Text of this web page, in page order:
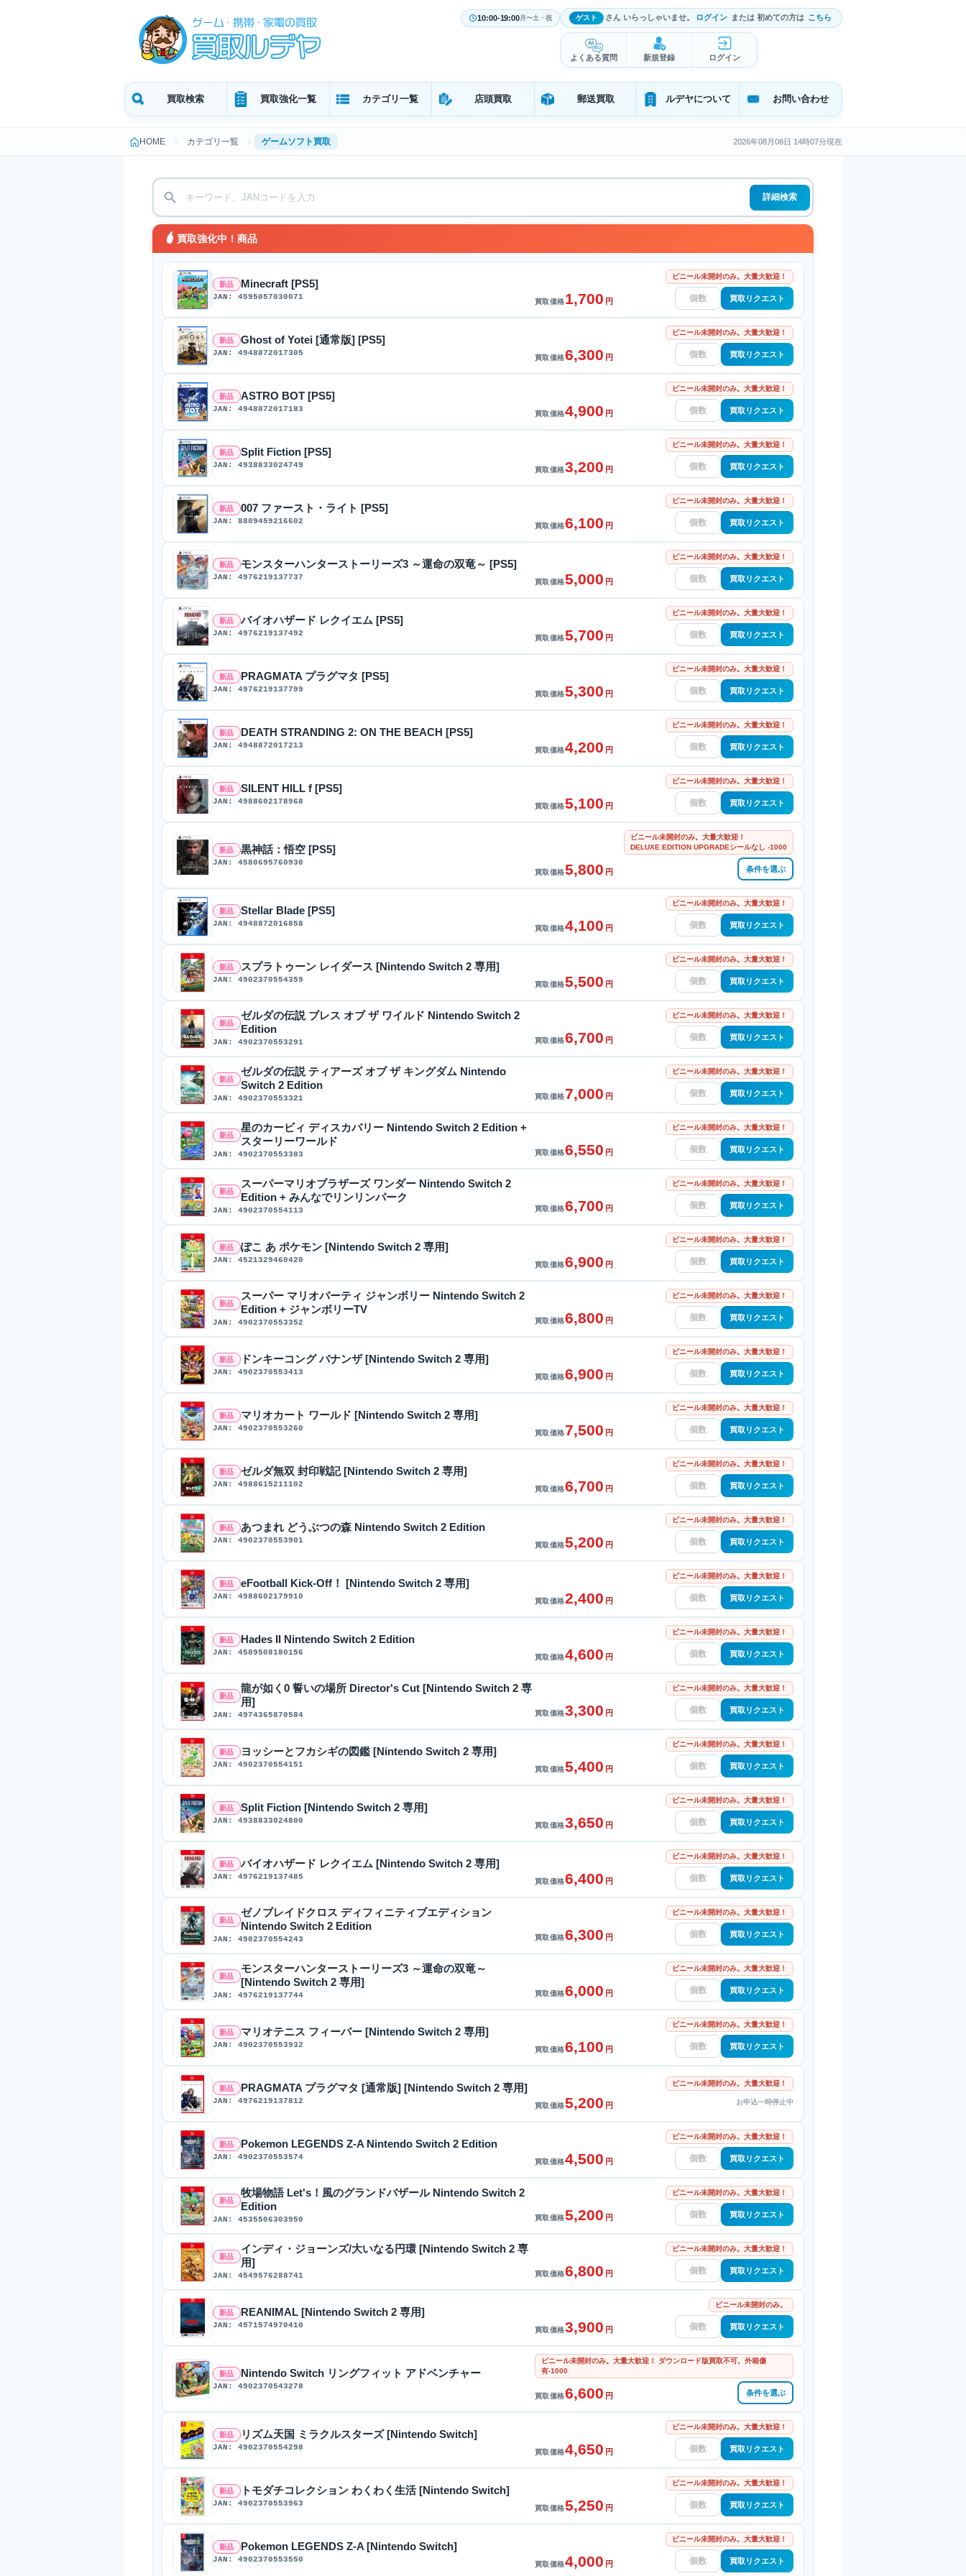
10:00-19:00月〜土・祝 ゲスト さん いらっしゃいませ。 ログイン または 初めての方は こちら
よくある質問 新規登録 ログイン
買取検索 買取強化一覧 カテゴリ一覧 店頭買取 郵送買取 ルデヤについて お問い合わせ
HOME カテゴリ一覧 ゲームソフト買取 2026年08月08日 14時07分現在
詳細検索
買取強化中！商品
新品 Minecraft [PS5]
JAN: 4595057030071
ビニール未開封のみ。大量大歓迎！
買取価格1,700 円 買取リクエスト
新品 Ghost of Yotei [通常版] [PS5]
JAN: 4948872017305
ビニール未開封のみ。大量大歓迎！
買取価格6,300 円 買取リクエスト
新品 ASTRO BOT [PS5]
JAN: 4948872017183
ビニール未開封のみ。大量大歓迎！
買取価格4,900 円 買取リクエスト
新品 Split Fiction [PS5]
JAN: 4938833024749
ビニール未開封のみ。大量大歓迎！
買取価格3,200 円 買取リクエスト
新品 007 ファースト・ライト [PS5]
JAN: 8809459216602
ビニール未開封のみ。大量大歓迎！
買取価格6,100 円 買取リクエスト
新品 モンスターハンターストーリーズ3 ～運命の双竜～ [PS5]
JAN: 4976219137737
ビニール未開封のみ。大量大歓迎！
買取価格5,000 円 買取リクエスト
新品 バイオハザード レクイエム [PS5]
JAN: 4976219137492
ビニール未開封のみ。大量大歓迎！
買取価格5,700 円 買取リクエスト
新品 PRAGMATA プラグマタ [PS5]
JAN: 4976219137799
ビニール未開封のみ。大量大歓迎！
買取価格5,300 円 買取リクエスト
新品 DEATH STRANDING 2: ON THE BEACH [PS5]
JAN: 4948872017213
ビニール未開封のみ。大量大歓迎！
買取価格4,200 円 買取リクエスト
新品 SILENT HILL f [PS5]
JAN: 4988602178968
ビニール未開封のみ。大量大歓迎！
買取価格5,100 円 買取リクエスト
新品 黒神話：悟空 [PS5]
JAN: 4580695760930
ビニール未開封のみ。大量大歓迎！
DELUXE EDITION UPGRADEシールなし -1000
買取価格5,800 円 条件を選ぶ
新品 Stellar Blade [PS5]
JAN: 4948872016858
ビニール未開封のみ。大量大歓迎！
買取価格4,100 円 買取リクエスト
新品 スプラトゥーン レイダース [Nintendo Switch 2 専用]
JAN: 4902370554359
ビニール未開封のみ。大量大歓迎！
買取価格5,500 円 買取リクエスト
新品
ゼルダの伝説 ブレス オブ ザ ワイルド Nintendo Switch 2
Edition
JAN: 4902370553291
ビニール未開封のみ。大量大歓迎！
買取価格6,700 円 買取リクエスト
新品
ゼルダの伝説 ティアーズ オブ ザ キングダム Nintendo
Switch 2 Edition
JAN: 4902370553321
ビニール未開封のみ。大量大歓迎！
買取価格7,000 円 買取リクエスト
新品
星のカービィ ディスカバリー Nintendo Switch 2 Edition +
スターリーワールド
JAN: 4902370553383
ビニール未開封のみ。大量大歓迎！
買取価格6,550 円 買取リクエスト
新品
スーパーマリオブラザーズ ワンダー Nintendo Switch 2
Edition + みんなでリンリンパーク
JAN: 4902370554113
ビニール未開封のみ。大量大歓迎！
買取価格6,700 円 買取リクエスト
新品 ぽこ あ ポケモン [Nintendo Switch 2 専用]
JAN: 4521329460420
ビニール未開封のみ。大量大歓迎！
買取価格6,900 円 買取リクエスト
新品
スーパー マリオパーティ ジャンボリー Nintendo Switch 2
Edition + ジャンボリーTV
JAN: 4902370553352
ビニール未開封のみ。大量大歓迎！
買取価格6,800 円 買取リクエスト
新品 ドンキーコング バナンザ [Nintendo Switch 2 専用]
JAN: 4902370553413
ビニール未開封のみ。大量大歓迎！
買取価格6,900 円 買取リクエスト
新品 マリオカート ワールド [Nintendo Switch 2 専用]
JAN: 4902370553260
ビニール未開封のみ。大量大歓迎！
買取価格7,500 円 買取リクエスト
新品 ゼルダ無双 封印戦記 [Nintendo Switch 2 専用]
JAN: 4988615211102
ビニール未開封のみ。大量大歓迎！
買取価格6,700 円 買取リクエスト
新品 あつまれ どうぶつの森 Nintendo Switch 2 Edition
JAN: 4902370553901
ビニール未開封のみ。大量大歓迎！
買取価格5,200 円 買取リクエスト
新品 eFootball Kick-Off！ [Nintendo Switch 2 専用]
JAN: 4988602179910
ビニール未開封のみ。大量大歓迎！
買取価格2,400 円 買取リクエスト
新品 Hades II Nintendo Switch 2 Edition
JAN: 4589508180156
ビニール未開封のみ。大量大歓迎！
買取価格4,600 円 買取リクエスト
新品
龍が如く0 誓いの場所 Director's Cut [Nintendo Switch 2 専
用]
JAN: 4974365870584
ビニール未開封のみ。大量大歓迎！
買取価格3,300 円 買取リクエスト
新品 ヨッシーとフカシギの図鑑 [Nintendo Switch 2 専用]
JAN: 4902370554151
ビニール未開封のみ。大量大歓迎！
買取価格5,400 円 買取リクエスト
新品 Split Fiction [Nintendo Switch 2 専用]
JAN: 4938833024800
ビニール未開封のみ。大量大歓迎！
買取価格3,650 円 買取リクエスト
新品 バイオハザード レクイエム [Nintendo Switch 2 専用]
JAN: 4976219137485
ビニール未開封のみ。大量大歓迎！
買取価格6,400 円 買取リクエスト
新品
ゼノブレイドクロス ディフィニティブエディション
Nintendo Switch 2 Edition
JAN: 4902370554243
ビニール未開封のみ。大量大歓迎！
買取価格6,300 円 買取リクエスト
新品
モンスターハンターストーリーズ3 ～運命の双竜～
[Nintendo Switch 2 専用]
JAN: 4976219137744
ビニール未開封のみ。大量大歓迎！
買取価格6,000 円 買取リクエスト
新品 マリオテニス フィーバー [Nintendo Switch 2 専用]
JAN: 4902370553932
ビニール未開封のみ。大量大歓迎！
買取価格6,100 円 買取リクエスト
新品 PRAGMATA プラグマタ [通常版] [Nintendo Switch 2 専用]
JAN: 4976219137812
ビニール未開封のみ。大量大歓迎！
買取価格5,200 円 お申込一時停止中
新品 Pokemon LEGENDS Z-A Nintendo Switch 2 Edition
JAN: 4902370553574
ビニール未開封のみ。大量大歓迎！
買取価格4,500 円 買取リクエスト
新品
牧場物語 Let's！風のグランドバザール Nintendo Switch 2
Edition
JAN: 4535506303950
ビニール未開封のみ。大量大歓迎！
買取価格5,200 円 買取リクエスト
新品
インディ・ジョーンズ/大いなる円環 [Nintendo Switch 2 専
用]
JAN: 4549576288741
ビニール未開封のみ。大量大歓迎！
買取価格6,800 円 買取リクエスト
新品 REANIMAL [Nintendo Switch 2 専用]
JAN: 4571574970410
ビニール未開封のみ。
買取価格3,900 円 買取リクエスト
新品 Nintendo Switch リングフィット アドベンチャー
JAN: 4902370543278
ビニール未開封のみ。大量大歓迎！ ダウンロード版買取不可。外箱傷
有-1000
買取価格6,600 円 条件を選ぶ
新品 リズム天国 ミラクルスターズ [Nintendo Switch]
JAN: 4902370554298
ビニール未開封のみ。大量大歓迎！
買取価格4,650 円 買取リクエスト
新品 トモダチコレクション わくわく生活 [Nintendo Switch]
JAN: 4902370553963
ビニール未開封のみ。大量大歓迎！
買取価格5,250 円 買取リクエスト
新品 Pokemon LEGENDS Z-A [Nintendo Switch]
JAN: 4902370553550
ビニール未開封のみ。大量大歓迎！
買取価格4,000 円 買取リクエスト